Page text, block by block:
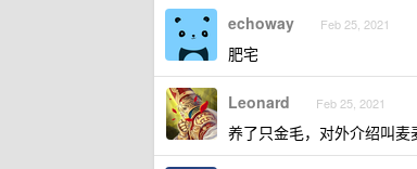
echoway Feb 25, 2021
肥宅
Leonard Feb 25, 2021
养了只金毛，对外介绍叫麦